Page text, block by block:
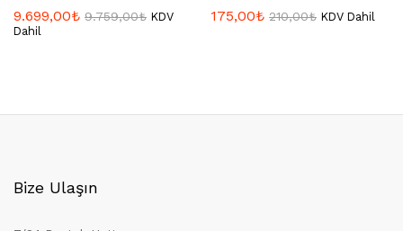
9.699,00₺ 9.759,00₺ KDV
Dahil
175,00₺ 210,00₺ KDV Dahil
Bize Ulaşın